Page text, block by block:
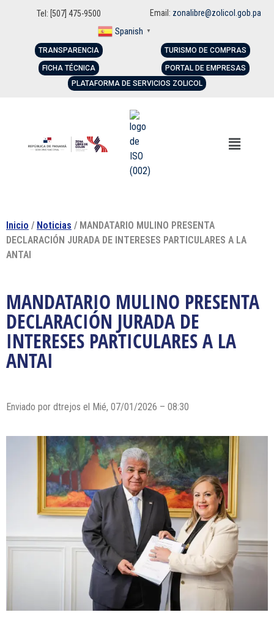
Tel: [507] 475-9500 Email: zonalibre@zolicol.gob.pa
Spanish ▼
TRANSPARENCIA
FICHA TÉCNICA
TURISMO DE COMPRAS
PORTAL DE EMPRESAS
PLATAFORMA DE SERVICIOS ZOLICOL
Inicio / Noticias / MANDATARIO MULINO PRESENTA
DECLARACIÓN JURADA DE INTERESES PARTICULARES A LA
ANTAI
MANDATARIO MULINO PRESENTA
DECLARACIÓN JURADA DE
INTERESES PARTICULARES A LA
ANTAI
Enviado por dtrejos el Mié, 07/01/2026 – 08:30